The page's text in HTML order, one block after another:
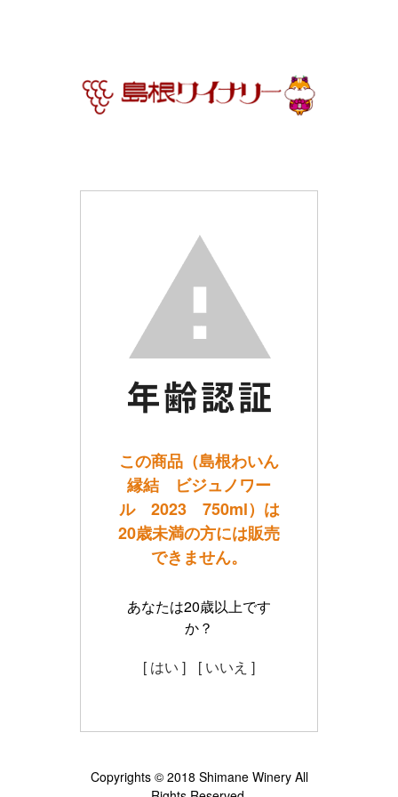
この商品（島根わいん
縁結 ビジュノワー
ル 2023 750ml）は
20歳未満の方には販売
できません。
あなたは20歳以上です
か？
[ はい ]
[ いいえ ]
Copyrights © 2018 Shimane Winery All